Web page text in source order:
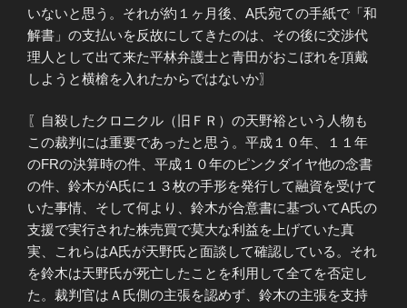
いないと思う。それが約１ヶ月後、A氏宛ての手紙で「和
解書」の支払いを反故にしてきたのは、その後に交渉代
理人として出て来た平林弁護士と青田がおこぼれを頂戴
しようと横槍を入れたからではないか〗
〖自殺したクロニクル（旧ＦＲ）の天野裕という人物も
この裁判には重要であったと思う。平成１０年、１１年
のFRの決算時の件、平成１０年のピンクダイヤ他の念書
の件、鈴木がA氏に１３枚の手形を発行して融資を受けて
いた事情、そして何より、鈴木が合意書に基づいてA氏の
支援で実行された株売買で莫大な利益を上げていた真
実、これらはA氏が天野氏と面談して確認している。それ
を鈴木は天野氏が死亡したことを利用して全てを否定し
た。裁判官はＡ氏側の主張を認めず、鈴木の主張を支持